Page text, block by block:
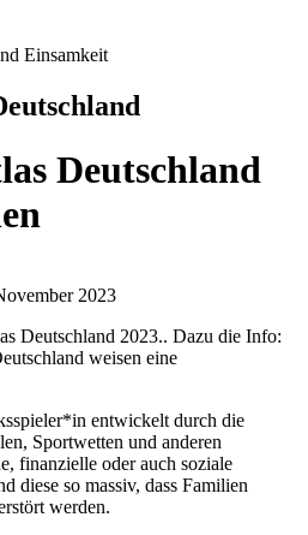
Einsamkeit
Deutschland
2023
entwickelt durch die
Sportwetten und anderen
finanzielle oder auch soziale
diese so massiv, dass Familien
werden.